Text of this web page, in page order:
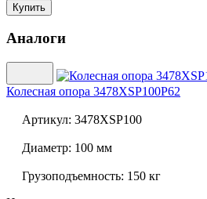
Купить
Аналоги
Колесная опора 3478XSP100P62
Артикул: 3478XSP100
Диаметр: 100 мм
Грузоподъемность: 150 кг